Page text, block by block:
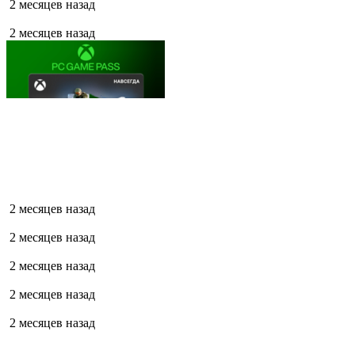
2 месяцев назад
2 месяцев назад
2 месяцев назад
2 месяцев назад
2 месяцев назад
2 месяцев назад
2 месяцев назад